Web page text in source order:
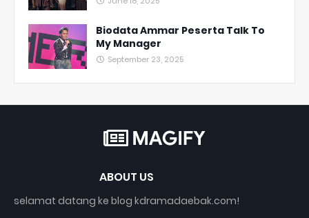
Biodata Ammar Peserta Talk To
My Manager
September 23, 2025
ABOUT US
selamat datang ke blog kdramadaebak.com!